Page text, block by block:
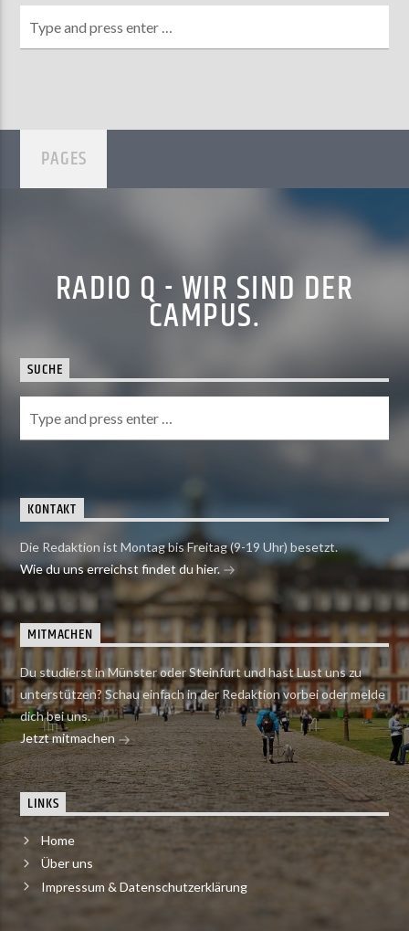
PAGES
RADIO Q - WIR SIND DER
CAMPUS.
SUCHE
KONTAKT
Die Redaktion ist Montag bis Freitag (9-19 Uhr) besetzt.
Wie du uns erreichst findet du hier.
MITMACHEN
Du studierst in Münster oder Steinfurt und hast Lust uns zu
unterstützen? Schau einfach in der Redaktion vorbei oder melde
dich bei uns.
Jetzt mitmachen
LINKS
Home
Über uns
Impressum & Datenschutzerklärung